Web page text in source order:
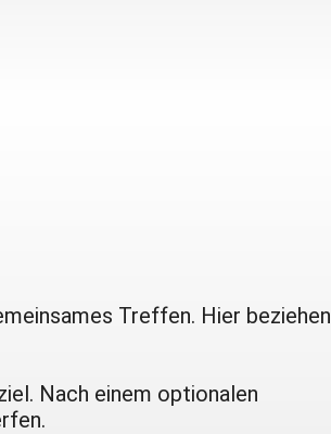
Treffen. Hier beziehen
Nach einem optionalen